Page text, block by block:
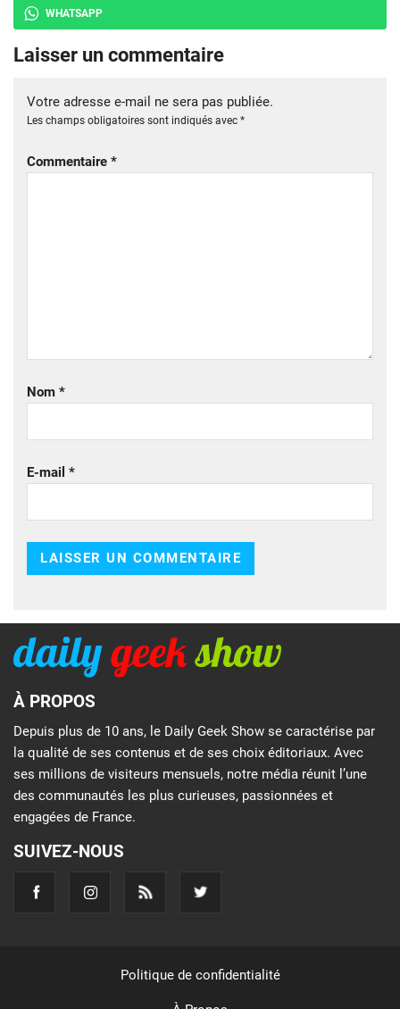
WHATSAPP
Laisser un commentaire
Votre adresse e-mail ne sera pas publiée.
Les champs obligatoires sont indiqués avec *
Commentaire *
Nom *
E-mail *
À PROPOS
Depuis plus de 10 ans, le Daily Geek Show se caractérise par
la qualité de ses contenus et de ses choix éditoriaux. Avec
ses millions de visiteurs mensuels, notre média réunit l’une
des communautés les plus curieuses, passionnées et
engagées de France.
SUIVEZ-NOUS
Politique de confidentialité